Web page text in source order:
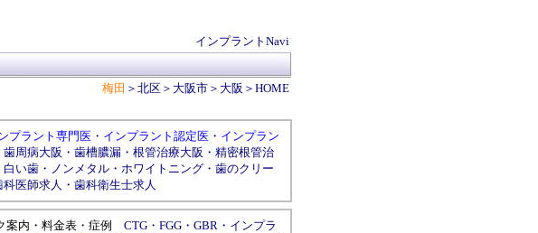
インプラントNavi
梅田 ＞ 北区 ＞ 大阪市 ＞ 大阪 ＞ HOME
プラント専門医 ・ インプラント認定医 ・ インプラン
歯周病大阪 ・ 歯槽膿漏 ・ 根管治療大阪 ・ 精密根管治
白い歯 ・ ノンメタル ・ ホワイトニング ・ 歯のクリー
科医師求人 ・ 歯科衛生士求人
案内 ・ 料金表 ・ 症例 CTG ・ FGG ・ GBR ・ インプラ